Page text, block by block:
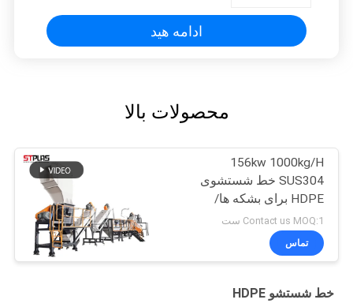
ادامه هید
محصولات بالا
156kw 1000kg/H
SUS304 خط شستشوی
HDPE برای بشکه ها/
بطری ها/ سبد ها/ بشکه ها
Contact us MOQ:1 ست
تماس
خط شستشو HDPE